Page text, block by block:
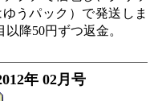
うパック）で発送しま
降50円ずつ返金。
年 02月号